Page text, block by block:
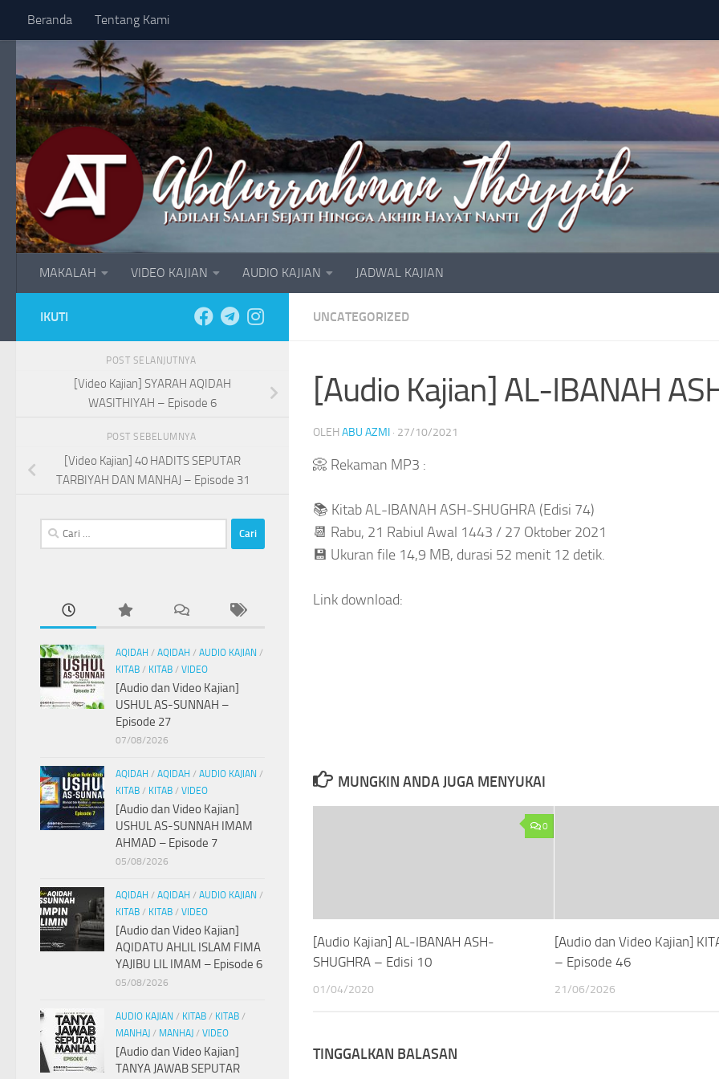
Skip to content
Beranda Tentang Kami
MAKALAH VIDEO KAJIAN AUDIO KAJIAN JADWAL KAJIAN
UNCATEGORIZED
[Audio Kajian] AL-IBANAH
OLEH ABU AZMI · 27/10/2021
📀 Rekaman MP3 :
📚 Kitab AL-IBANAH ASH-SHUGHRA (Edisi 74)
📆 Rabu, 21 Rabiul Awal 1443 / 27 Oktober 2021
💾 Ukuran file 14,9 MB, durasi 52 menit 12 detik.
Link download:
MUNGKIN ANDA JUGA MENYUKAI
0
[Audio Kajian] AL-IBANAH ASH-
SHUGHRA – Edisi 10
01/04/2020
[Audio dan Video Kajian]
– Episode 46
21/06/2026
TINGGALKAN BALASAN
IKUTI
POST SELANJUTNYA
[Video Kajian] SYARAH AQIDAH
WASITHIYAH – Episode 6
POST SEBELUMNYA
[Video Kajian] 40 HADITS SEPUTAR
TARBIYAH DAN MANHAJ – Episode 31
Cari
untuk:
AQIDAH / AQIDAH / AUDIO KAJIAN /
KITAB / KITAB / VIDEO
[Audio dan Video Kajian]
USHUL AS-SUNNAH –
Episode 27
07/08/2026
AQIDAH / AQIDAH / AUDIO KAJIAN /
KITAB / KITAB / VIDEO
[Audio dan Video Kajian]
USHUL AS-SUNNAH IMAM
AHMAD – Episode 7
05/08/2026
AQIDAH / AQIDAH / AUDIO KAJIAN /
KITAB / KITAB / VIDEO
[Audio dan Video Kajian]
AQIDATU AHLIL ISLAM FIMA
YAJIBU LIL IMAM – Episode 6
05/08/2026
AUDIO KAJIAN / KITAB / KITAB /
MANHAJ / MANHAJ / VIDEO
[Audio dan Video Kajian]
TANYA JAWAB SEPUTAR